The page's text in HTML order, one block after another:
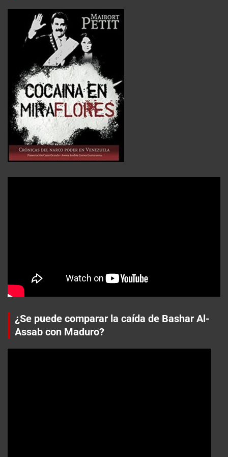
¿Se puede comparar la caída de Bashar Al-
Assab con Maduro?